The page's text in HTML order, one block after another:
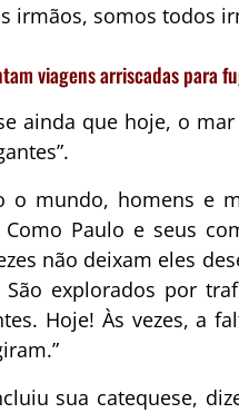
irmãos, somos todos
viagens arriscadas para
ainda que hoje, o
o mundo, homens e
Como Paulo e seus
não deixam eles
São explorados por
Hoje! Às vezes, a
sua catequese,